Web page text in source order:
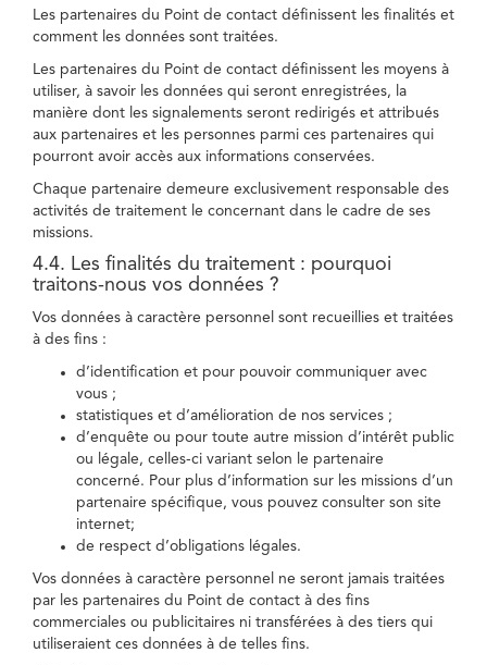
Les partenaires du Point de contact définissent les finalités et
comment les données sont traitées.
Les partenaires du Point de contact définissent les moyens à
utiliser, à savoir les données qui seront enregistrées, la
manière dont les signalements seront redirigés et attribués
aux partenaires et les personnes parmi ces partenaires qui
pourront avoir accès aux informations conservées.
Chaque partenaire demeure exclusivement responsable des
activités de traitement le concernant dans le cadre de ses
missions.
4.4. Les finalités du traitement : pourquoi
traitons-nous vos données ?
Vos données à caractère personnel sont recueillies et traitées
à des fins :
d’identification et pour pouvoir communiquer avec
vous ;
statistiques et d’amélioration de nos services ;
d’enquête ou pour toute autre mission d’intérêt public
ou légale, celles-ci variant selon le partenaire
concerné. Pour plus d’information sur les missions d’un
partenaire spécifique, vous pouvez consulter son site
internet;
de respect d’obligations légales.
Vos données à caractère personnel ne seront jamais traitées
par les partenaires du Point de contact à des fins
commerciales ou publicitaires ni transférées à des tiers qui
utiliseraient ces données à de telles fins.